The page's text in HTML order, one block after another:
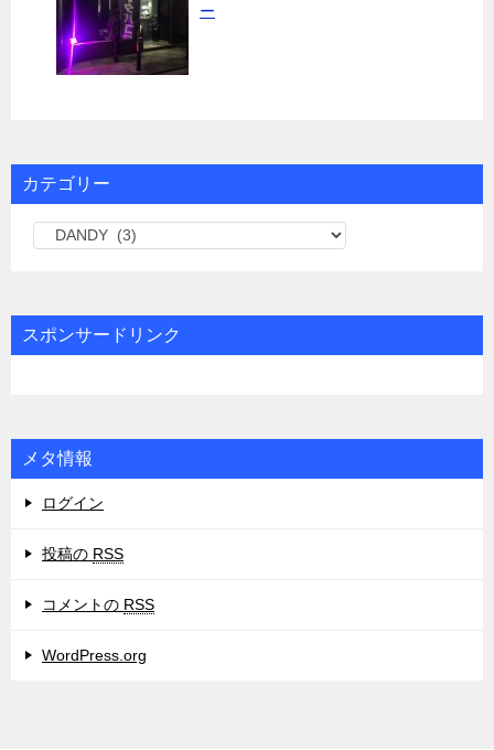
ー
カテゴリー
リ
ー
スポンサードリンク
メタ情報
ログイン
投稿の RSS
コメントの RSS
WordPress.org